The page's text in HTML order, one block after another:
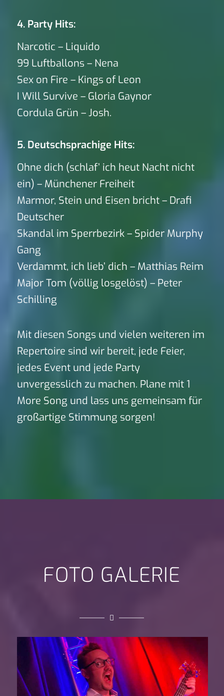
4. Party Hits:
Narcotic – Liquido
99 Luftballons – Nena
Sex on Fire – Kings of Leon
I Will Survive – Gloria Gaynor
Cordula Grün – Josh.
5. Deutschsprachige Hits:
Ohne dich (schlaf’ ich heut Nacht nicht
ein) – Münchener Freiheit
Marmor, Stein und Eisen bricht – Drafi
Deutscher
Skandal im Sperrbezirk – Spider Murphy
Gang
Verdammt, ich lieb’ dich – Matthias Reim
Major Tom (völlig losgelöst) – Peter
Schilling
Mit diesen Songs und vielen weiteren im
Repertoire sind wir bereit, jede Feier,
jedes Event und jede Party
unvergesslich zu machen. Plane mit 1
More Song und lass uns gemeinsam für
großartige Stimmung sorgen!
FOTO GALERIE